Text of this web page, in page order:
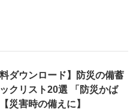
料ダウンロード】防災の備蓄
クリスト20選 「防災かば
災害時の備えに】